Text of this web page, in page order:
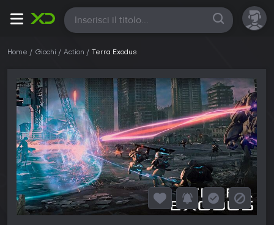
Tutte
Home Giochi Action Terra Exodus